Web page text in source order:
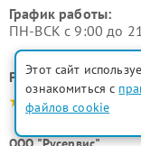
График работы:
ПН-ВСК с 9:00 до
Рейтинг
4.9-5.0
Этот сайт
ознакомиться с
файлов cookie